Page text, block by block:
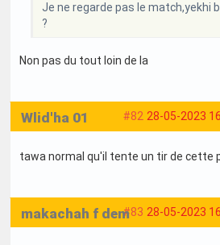
Je ne regarde pas le match,yekhi
?
Non pas du tout loin de la
#82 28-05-2023
Wlid'ha 01
tawa normal qu'il tente un tir de cette
#83 28-05-2023
makachah f dem